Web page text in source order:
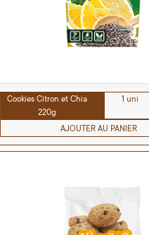
Cookies Citron et Chia
220g
1 uni
AJOUTER AU PANIER